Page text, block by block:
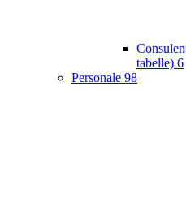
tabelle) 6
Personale 98